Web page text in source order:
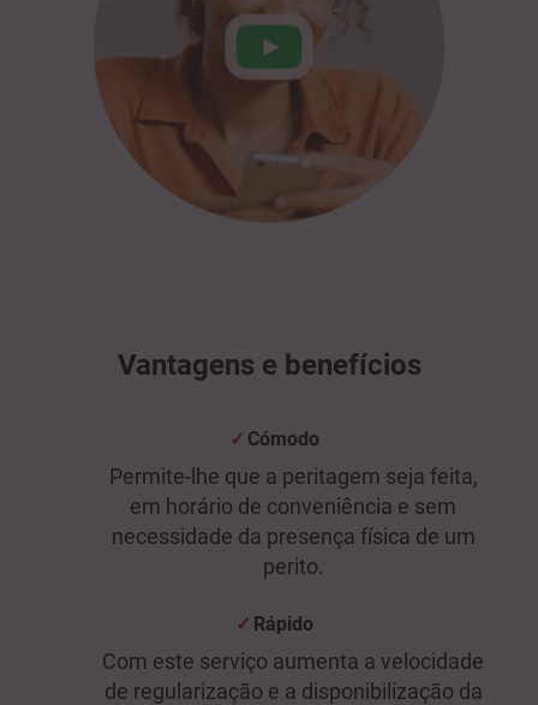
Vantagens e benefícios
Cómodo
Permite-lhe que a peritagem seja feita,
em horário de conveniência e sem
necessidade da presença física de um
perito.
Rápido
Com este serviço aumenta a velocidade
de regularização e a disponibilização da